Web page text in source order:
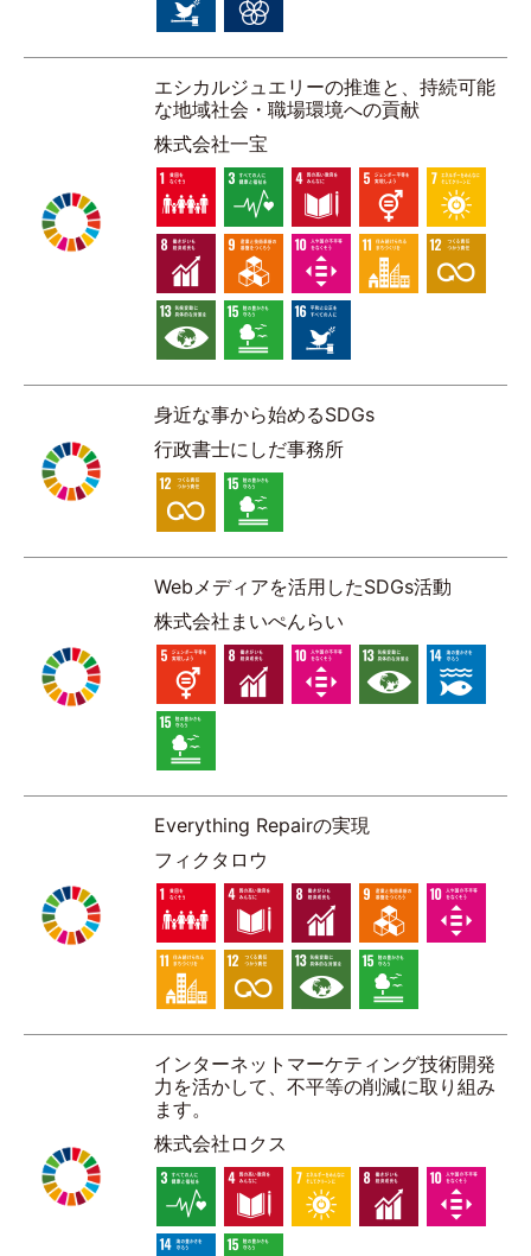
エシカルジュエリーの推進と、持続可能
な地域社会・職場環境への貢献
株式会社一宝
身近な事から始めるSDGs
行政書士にしだ事務所
Webメディアを活用したSDGs活動
株式会社まいぺんらい
Everything Repairの実現
フィクタロウ
インターネットマーケティング技術開発
力を活かして、不平等の削減に取り組み
ます。
株式会社ロクス